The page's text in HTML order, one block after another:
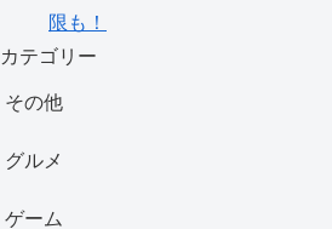
限も！
カテゴリー
その他
グルメ
ゲーム